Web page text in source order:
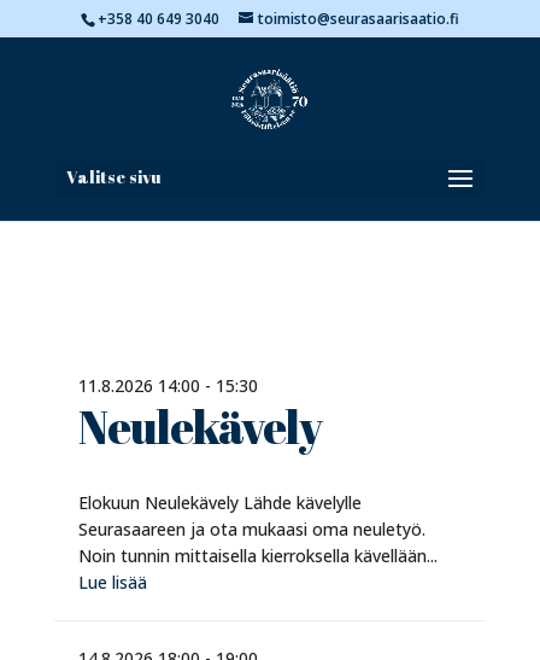
+358 40 649 3040 toimisto@seurasaarisaatio.fi
Valitse sivu
11.8.2026 14:00 - 15:30
Neulekävely
Elokuun Neulekävely Lähde kävelylle
Seurasaareen ja ota mukaasi oma neuletyö.
Noin tunnin mittaisella kierroksella kävellään...
Lue lisää